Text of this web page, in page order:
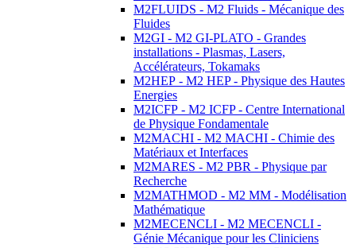
M2FLUIDS - M2 Fluids - Mécanique des
Fluides
M2GI - M2 GI-PLATO - Grandes
installations - Plasmas, Lasers,
Accélérateurs, Tokamaks
M2HEP - M2 HEP - Physique des Hautes
Energies
M2ICFP - M2 ICFP - Centre International
de Physique Fondamentale
M2MACHI - M2 MACHI - Chimie des
Matériaux et Interfaces
M2MARES - M2 PBR - Physique par
Recherche
M2MATHMOD - M2 MM - Modélisation
Mathématique
M2MECENCLI - M2 MECENCLI -
Génie Mécanique pour les Cliniciens